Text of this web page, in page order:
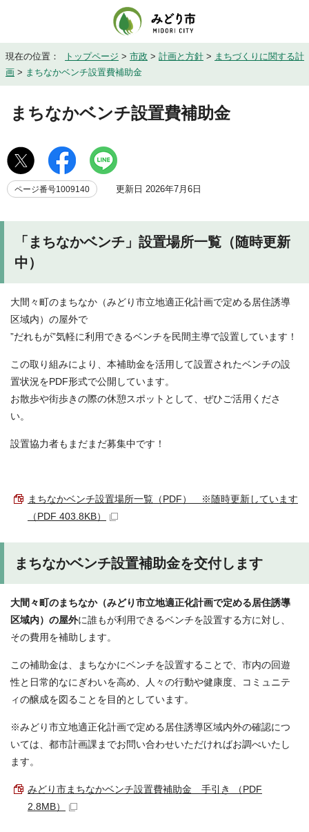
現在の位置： トップページ > 市政 > 計画と方針 > まちづくりに関する計
画 > まちなかベンチ設置費補助金
まちなかベンチ設置費補助金
ページ番号1009140 更新日 2026年7月6日
「まちなかベンチ」設置場所一覧（随時更新
中）
大間々町のまちなか（みどり市立地適正化計画で定める居住誘導
区域内）の屋外で
”だれもが”気軽に利用できるベンチを民間主導で設置しています！
この取り組みにより、本補助金を活用して設置されたベンチの設
置状況をPDF形式で公開しています。
お散歩や街歩きの際の休憩スポットとして、ぜひご活用くださ
い。
設置協力者もまだまだ募集中です！
まちなかベンチ設置場所一覧（PDF） ※随時更新しています
（PDF 403.8KB）
まちなかベンチ設置補助金を交付します
大間々町のまちなか（みどり市立地適正化計画で定める居住誘導
区域内）の屋外に誰もが利用できるベンチを設置する方に対し、
その費用を補助します。
この補助金は、まちなかにベンチを設置することで、市内の回遊
性と日常的なにぎわいを高め、人々の行動や健康度、コミュニテ
ィの醸成を図ることを目的としています。
※みどり市立地適正化計画で定める居住誘導区域内外の確認につ
いては、都市計画課までお問い合わせいただければお調べいたし
ます。
みどり市まちなかベンチ設置費補助金 手引き （PDF
2.8MB）